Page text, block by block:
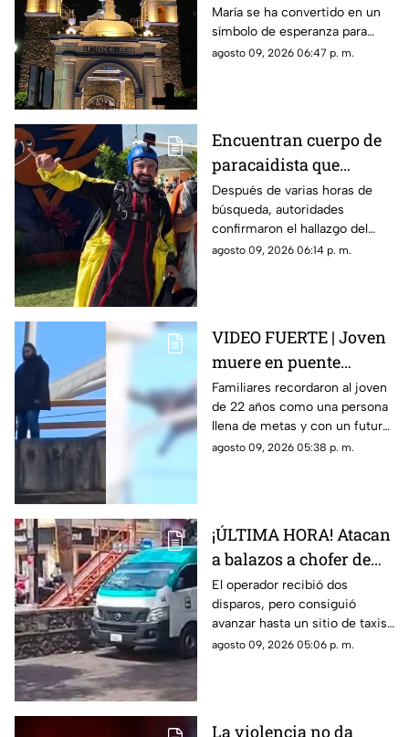
Morelos
María se ha convertido en un
símbolo de esperanza para
miles de creyentes.
agosto 09, 2026 06:47 p. m.
Encuentran cuerpo de
paracaidista que
desapareció durante
actividad en Puente de
Ixtla
Después de varias horas de
búsqueda, autoridades
confirmaron el hallazgo del
deportista en la zona sur de
agosto 09, 2026 06:14 p. m.
VIDEO FUERTE | Joven
muere en puente
vehicular; pidió a su
mamá que cuidara de
su gatito
Familiares recordaron al joven
de 22 años como una persona
llena de metas y con un futuro
prometedor.
agosto 09, 2026 05:38 p. m.
¡ÚLTIMA HORA! Atacan
a balazos a chofer de
Ruta 13 en Oaxtepec
El operador recibió dos
disparos, pero consiguió
avanzar hasta un sitio de taxis
donde solicitó ayuda.
agosto 09, 2026 05:06 p. m.
La violencia no da